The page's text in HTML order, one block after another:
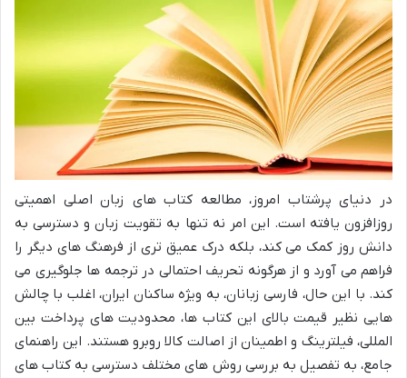
در دنیای پرشتاب امروز، مطالعه کتاب های زبان اصلی اهمیتی
روزافزون یافته است. این امر نه تنها به تقویت زبان و دسترسی به
دانش روز کمک می کند، بلکه درک عمیق تری از فرهنگ های دیگر را
فراهم می آورد و از هرگونه تحریف احتمالی در ترجمه ها جلوگیری می
کند. با این حال، فارسی زبانان، به ویژه ساکنان ایران، اغلب با چالش
هایی نظیر قیمت بالای این کتاب ها، محدودیت های پرداخت بین
المللی، فیلترینگ و اطمینان از اصالت کالا روبرو هستند. این راهنمای
جامع، به تفصیل به بررسی روش های مختلف دسترسی به کتاب های